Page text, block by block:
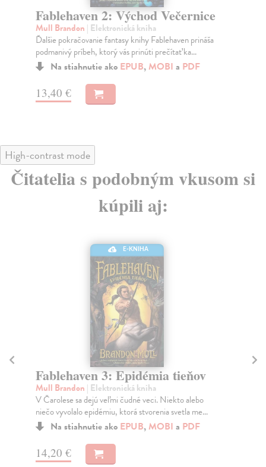
Fablehaven 2: Východ Večernice
Mull Brandon | Elektronická kniha
Ďalšie pokračovanie fantasy knihy Fablehaven prináša
podmanivý príbeh, ktorý vás prinúti prečítať ka...
Na stiahnutie ako EPUB, MOBI a PDF
13,40 €
High-contrast mode
Čitatelia s podobným vkusom si
kúpili aj:
E-KNIHA
Fablehaven 3: Epidémia tieňov
Mull Brandon | Elektronická kniha
V Čarolese sa dejú veľmi čudné veci. Niekto alebo
niečo vyvolalo epidémiu, ktorá stvorenia svetla me...
Na stiahnutie ako EPUB, MOBI a PDF
14,20 €